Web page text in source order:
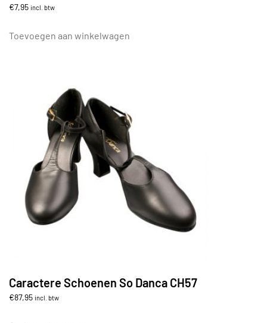
€7,95 incl. btw
Toevoegen aan winkelwagen
Caractere Schoenen So Danca CH57
€87,95 incl. btw